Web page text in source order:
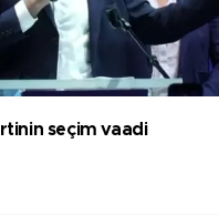
seçim vaadi